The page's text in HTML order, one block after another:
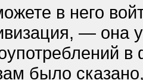
в него
— она
было